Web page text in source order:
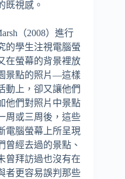
既視感。
（2008）進行
的學生注視電腦螢
在螢幕的背景裡放
景點的照片—這樣
動上，卻又讓他們
他們對照片中景點
周或三周後，這些
電腦螢幕上所呈現
曾經去過的景點、
曾拜訪過也沒有在
者更容易誤判那些